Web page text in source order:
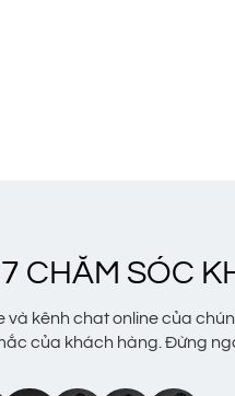
CHĂM SÓC
và kênh chat online của
của khách hàng. Đừng